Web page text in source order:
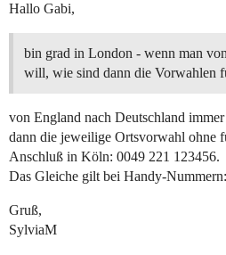
Hallo Gabi,
bin grad in London - wenn man
will, wie sind dann die Vorwahlen
von England nach Deutschland
dann die jeweilige Ortsvorwahl ohne
Anschluß in Köln: 0049 221 123456.
Das Gleiche gilt bei Handy-
Gruß,
SylviaM